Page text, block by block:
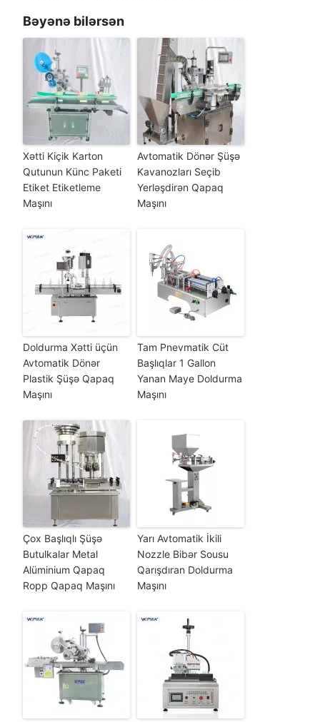
Bəyənə bilərsən
Xətti Kiçik Karton
Qutunun Künc Paketi
Etiket Etiketleme
Maşını
Avtomatik Dönər Şüşə
Kavanozları Seçib
Yerləşdirən Qapaq
Maşını
Doldurma Xətti üçün
Avtomatik Dönər
Plastik Şüşə Qapaq
Maşını
Tam Pnevmatik Cüt
Başlıqlar 1 Gallon
Yanan Maye Doldurma
Maşını
Çox Başlıqlı Şüşə
Butulkalar Metal
Alüminium Qapaq
Ropp Qapaq Maşını
Yarı Avtomatik İkili
Nozzle Bibər Sousu
Qarışdıran Doldurma
Maşını